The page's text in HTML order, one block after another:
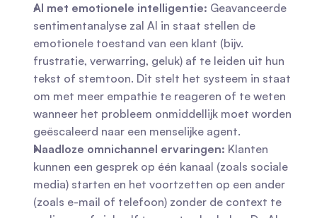
AI met emotionele intelligentie: Geavanceerde
sentimentanalyse zal AI in staat stellen de
emotionele toestand van een klant (bijv.
frustratie, verwarring, geluk) af te leiden uit hun
tekst of stemtoon. Dit stelt het systeem in staat
om met meer empathie te reageren of te weten
wanneer het probleem onmiddellijk moet worden
geëscaleerd naar een menselijke agent.
Naadloze omnichannel ervaringen: Klanten
kunnen een gesprek op één kanaal (zoals sociale
media) starten en het voortzetten op een ander
(zoals e-mail of telefoon) zonder de context te